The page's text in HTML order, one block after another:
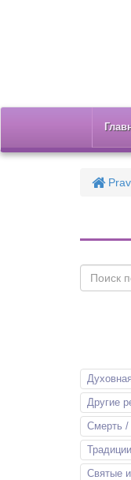
Другие
Смерть /
Святые